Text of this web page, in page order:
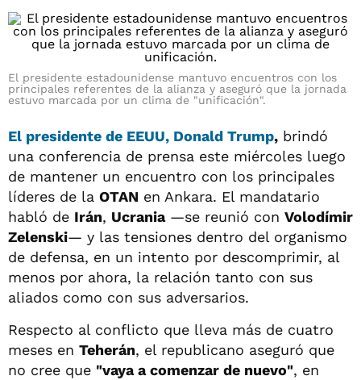
El presidente estadounidense mantuvo encuentros con los
principales referentes de la alianza y aseguró que la jornada
estuvo marcada por un clima de "unificación".
El presidente de EEUU, Donald Trump, brindó
una conferencia de prensa este miércoles luego
de mantener un encuentro con los principales
líderes de la OTAN en Ankara. El mandatario
habló de Irán, Ucrania—se reunió con Volodímir
Zelenski— y las tensiones dentro del organismo
de defensa, en un intento por descomprimir, al
menos por ahora, la relación tanto con sus
aliados como con sus adversarios.
Respecto al conflicto que lleva más de cuatro
meses en Teherán, el republicano aseguró que
no cree que "vaya a comenzar de nuevo", en